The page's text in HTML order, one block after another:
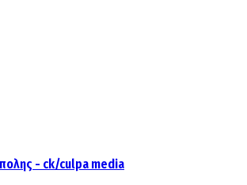
- ck/culpa media